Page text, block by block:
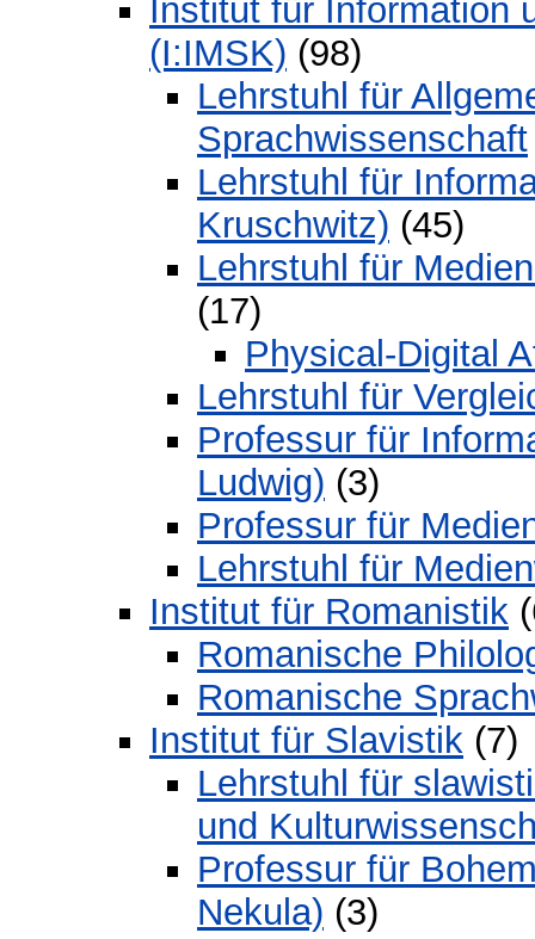
Institut für Information
(I:IMSK) (98)
Lehrstuhl für
Sprachwissenschaft
Lehrstuhl für
Kruschwitz) (45)
Lehrstuhl für
(17)
Physical-Digital
Lehrstuhl für
Professur für
Ludwig) (3)
Professur für
Lehrstuhl für
Institut für Romanistik
Romanische
Romanische
Institut für Slavistik (7)
Lehrstuhl für
und
Professur für
Nekula) (3)